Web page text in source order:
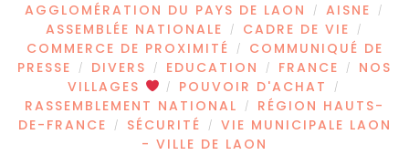
AGGLOMÉRATION DU PAYS DE LAON / AISNE /
ASSEMBLÉE NATIONALE / CADRE DE VIE /
COMMERCE DE PROXIMITÉ /
COMMUNIQUÉ DE
PRESSE
/ DIVERS / EDUCATION / FRANCE /
NOS
VILLAGES
/ POUVOIR D'ACHAT /
RASSEMBLEMENT NATIONAL /
RÉGION HAUTS-
DE-FRANCE
/ SÉCURITÉ /
VIE MUNICIPALE LAON
- VILLE DE LAON